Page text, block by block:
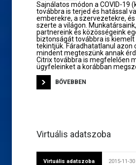
Sajnálatos módon a COVID-19
továbbra is terjed és hatással
emberekre, a szervezetekre, és
szerte a világon.
partnereink és közösségeink
biztonságát továbbra is
tekintjük. Fáradhatatlanul azon
mindent megteszünk annak
Citrix továbbra is megfelelően
ügyfeleinket a korábban
BŐVEBBEN
Virtuális adatszoba
Virtuális adatszoba 2015-11-30